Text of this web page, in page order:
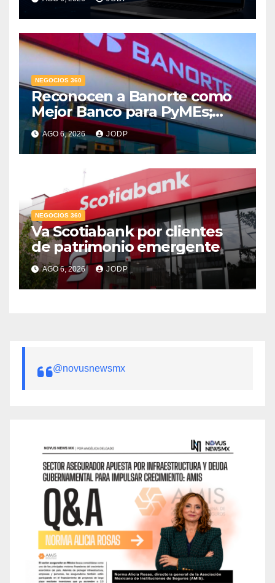
conversaciones?
NEGOCIOS 360
Reconocen a Banorte como
Mejor Banco para PyMEs;
supera 14% del mercado
crediticio
AGO 6, 2026 JODP
NEGOCIOS 360
Va Scotiabank por clientes
de patrimonio emergente
AGO 6, 2026 JODP
@novusnewsmx